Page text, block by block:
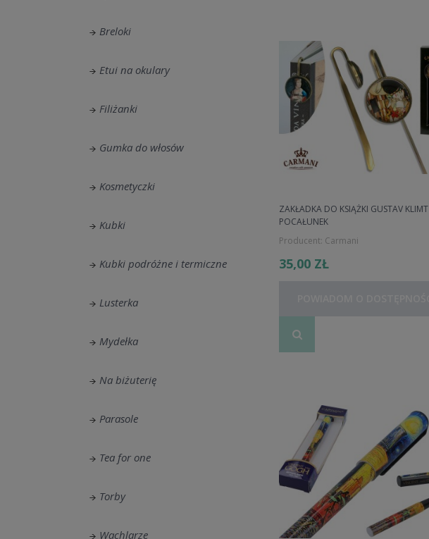
Breloki
Etui na okulary
Filiżanki
Gumka do włosów
Kosmetyczki
Kubki
Kubki podróżne i termiczne
Lusterka
Mydełka
Na biżuterię
Parasole
Tea for one
Torby
Wachlarze
ZAKŁADKA DO KSIĄŻKI GUSTAV KLIMT
POCAŁUNEK
Producent: Carmani
35,00 ZŁ